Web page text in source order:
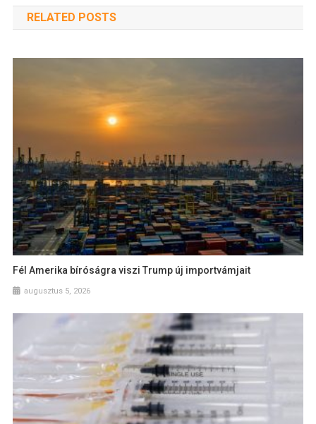
RELATED POSTS
Fél Amerika bíróságra viszi Trump új importvámjait
augusztus 5, 2026